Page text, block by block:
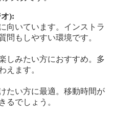
):
向いています。インストラ
問もしやすい環境です。
しみたい方におすすめ。多
えます。
たい方に最適。移動時間が
るでしょう。